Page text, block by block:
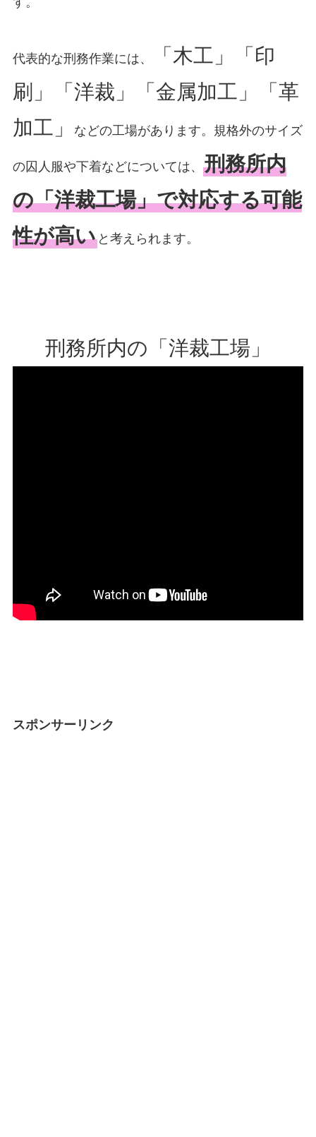
代表的な刑務作業には、
「木工」「印
刷」「洋裁」「金属加工」「革
加工」
などの工場があります。規格外のサイズ
の囚人服や下着などについては、 刑務所内
の「洋裁工場」で対応する可能
性が高いと考えられます。
刑務所内の「洋裁工場」
スポンサーリンク